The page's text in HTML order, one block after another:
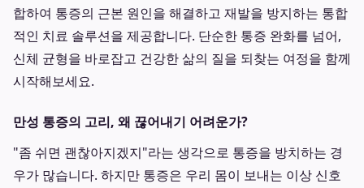
합하여 통증의 근본 원인을 해결하고 재발을 방지하는 통합
적인 치료 솔루션을 제공합니다. 단순한 통증 완화를 넘어,
신체 균형을 바로잡고 건강한 삶의 질을 되찾는 여정을 함께
시작해보세요.
만성 통증의 고리, 왜 끊어내기 어려운가?
"좀 쉬면 괜찮아지겠지"라는 생각으로 통증을 방치하는 경
우가 많습니다. 하지만 통증은 우리 몸이 보내는 이상 신호